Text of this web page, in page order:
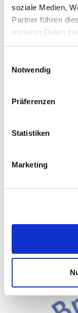
soziale Medien,
Partner führen
weiteren Daten
haben oder die
Notwendig
Präferenzen
Statistiken
Marketing